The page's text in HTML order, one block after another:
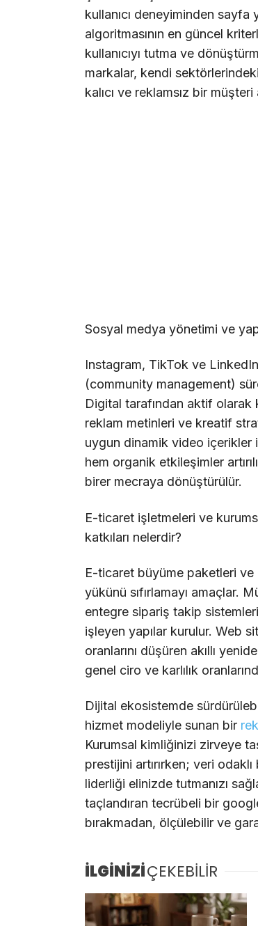
kullanıcı deneyiminden sayfa
algoritmasının en güncel
kullanıcıyı tutma ve
markalar, kendi
kalıcı ve reklamsız bir müşteri
Sosyal medya yönetimi ve
Instagram, TikTok ve
(community management)
Digital tarafından aktif olarak
reklam metinleri ve kreatif
uygun dinamik video içerikler
hem organik etkileşimler
birer mecraya dönüştürülür.
E-ticaret işletmeleri ve
katkıları nelerdir?
E-ticaret büyüme paketleri ve
yükünü sıfırlamayı amaçlar.
entegre sipariş takip
işleyen yapılar kurulur. Web
oranlarını düşüren akıllı
genel ciro ve karlılık
Dijital ekosistemde
hizmet modeliyle sunan bir
Kurumsal kimliğinizi zirveye
prestijini artırırken; veri odaklı
liderliği elinizde tutmanızı
taçlandıran tecrübeli bir
bırakmadan, ölçülebilir ve
İLGİNİZİÇEKEBİLİR